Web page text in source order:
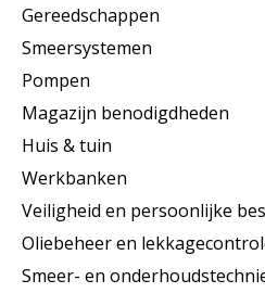
Gereedschappen
Smeersystemen
Pompen
Magazijn benodigdheden
Huis & tuin
Werkbanken
Veiligheid en persoonlijke
Oliebeheer en
Smeer- en